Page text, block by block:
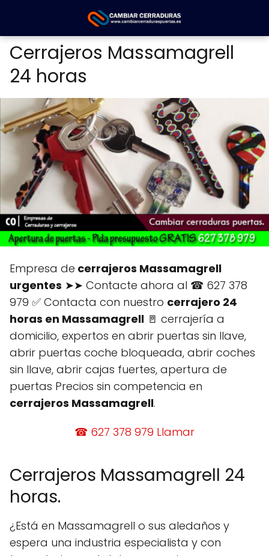
Cerrajeros Massamagrell
24 horas
Empresa de cerrajeros Massamagrell
urgentes ➤➤ Contacte ahora al ☎ 627 378
979 ✅ Contacta con nuestro cerrajero 24
horas en Massamagrell 🚪 cerrajería a
domicilio, expertos en abrir puertas sin llave,
abrir puertas coche bloqueada, abrir coches
sin llave, abrir cajas fuertes, apertura de
puertas Precios sin competencia en
cerrajeros Massamagrell.
☎ 627 378 979 Llamar
Cerrajeros Massamagrell 24
horas.
¿Está en Massamagrell o sus aledaños y
espera una industria especialista y con